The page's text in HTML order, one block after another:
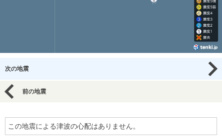
次の地震
前の地震
この地震による津波の心配はありません。